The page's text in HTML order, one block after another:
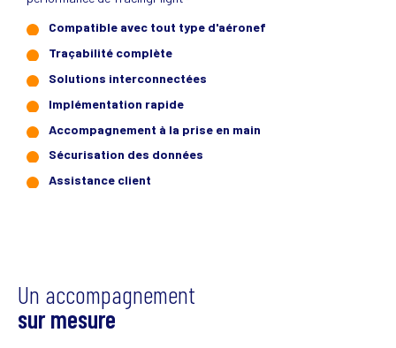
Compatible avec tout type d'aéronef
Traçabilité complète
Solutions interconnectées
Implémentation rapide
Accompagnement à la prise en main
Sécurisation des données
Assistance client
Un accompagnement
sur mesure